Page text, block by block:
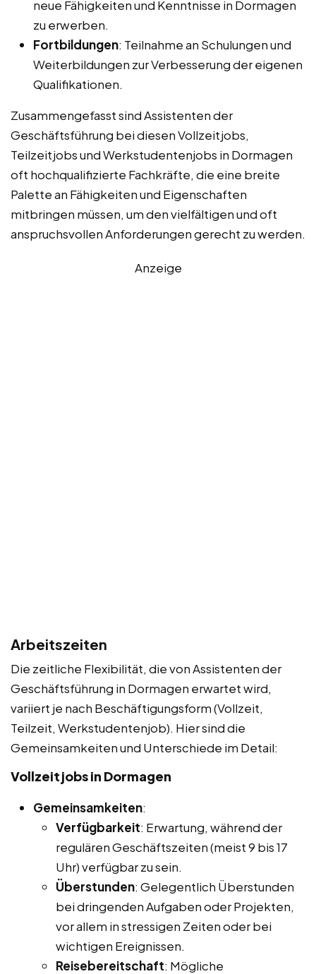
neue Fähigkeiten und Kenntnisse in Dormagen
zu erwerben.
Fortbildungen: Teilnahme an Schulungen und
Weiterbildungen zur Verbesserung der eigenen
Qualifikationen.
Zusammengefasst sind Assistenten der
Geschäftsführung bei diesen Vollzeitjobs,
Teilzeitjobs und Werkstudentenjobs in Dormagen
oft hochqualifizierte Fachkräfte, die eine breite
Palette an Fähigkeiten und Eigenschaften
mitbringen müssen, um den vielfältigen und oft
anspruchsvollen Anforderungen gerecht zu werden.
Anzeige
Arbeitszeiten
Die zeitliche Flexibilität, die von Assistenten der
Geschäftsführung in Dormagen erwartet wird,
variiert je nach Beschäftigungsform (Vollzeit,
Teilzeit, Werkstudentenjob). Hier sind die
Gemeinsamkeiten und Unterschiede im Detail:
Vollzeitjobs in Dormagen
Gemeinsamkeiten:
Verfügbarkeit: Erwartung, während der
regulären Geschäftszeiten (meist 9 bis 17
Uhr) verfügbar zu sein.
Überstunden: Gelegentlich Überstunden
bei dringenden Aufgaben oder Projekten,
vor allem in stressigen Zeiten oder bei
wichtigen Ereignissen.
Reisebereitschaft: Mögliche